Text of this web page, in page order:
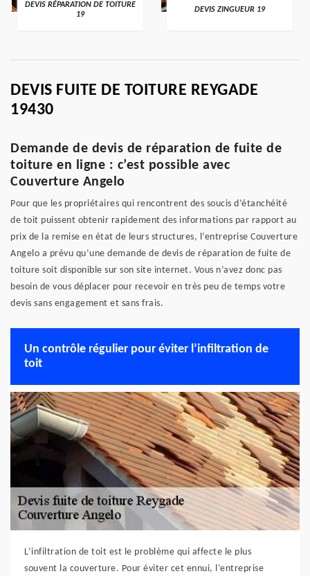
DEVIS RÉPARATION DE TOITURE
19
DEVIS ZINGUEUR 19
DEVIS FUITE DE TOITURE REYGADE
19430
Demande de devis de réparation de fuite de
toiture en ligne : c’est possible avec
Couverture Angelo
Pour que les propriétaires qui rencontrent des soucis d’étanchéité
de toit puissent obtenir rapidement des informations par rapport au
prix de la remise en état de leurs structures, l’entreprise Couverture
Angelo a prévu qu’une demande de devis de réparation de fuite de
toiture soit disponible sur son site internet. Vous n’avez donc pas
besoin de vous déplacer pour recevoir en très peu de temps votre
devis sans engagement et sans frais.
Un contrôle régulier pour éviter l’infiltration de
toit
L’infiltration de toit est le problème qui affecte le plus
souvent la couverture. Pour éviter cet ennui, l’entreprise